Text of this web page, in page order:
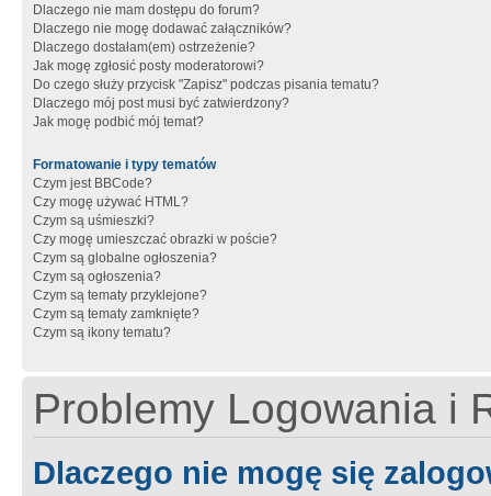
Dlaczego nie mam dostępu do forum?
Dlaczego nie mogę dodawać załączników?
Dlaczego dostałam(em) ostrzeżenie?
Jak mogę zgłosić posty moderatorowi?
Do czego służy przycisk "Zapisz" podczas pisania tematu?
Dlaczego mój post musi być zatwierdzony?
Jak mogę podbić mój temat?
Formatowanie i typy tematów
Czym jest BBCode?
Czy mogę używać HTML?
Czym są uśmieszki?
Czy mogę umieszczać obrazki w poście?
Czym są globalne ogłoszenia?
Czym są ogłoszenia?
Czym są tematy przyklejone?
Czym są tematy zamknięte?
Czym są ikony tematu?
Problemy Logowania i
Dlaczego nie mogę się